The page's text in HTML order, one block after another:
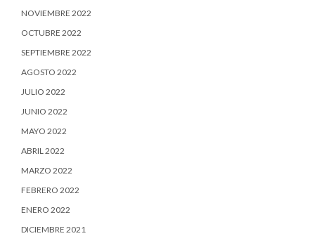
NOVIEMBRE 2022
OCTUBRE 2022
SEPTIEMBRE 2022
AGOSTO 2022
JULIO 2022
JUNIO 2022
MAYO 2022
ABRIL 2022
MARZO 2022
FEBRERO 2022
ENERO 2022
DICIEMBRE 2021